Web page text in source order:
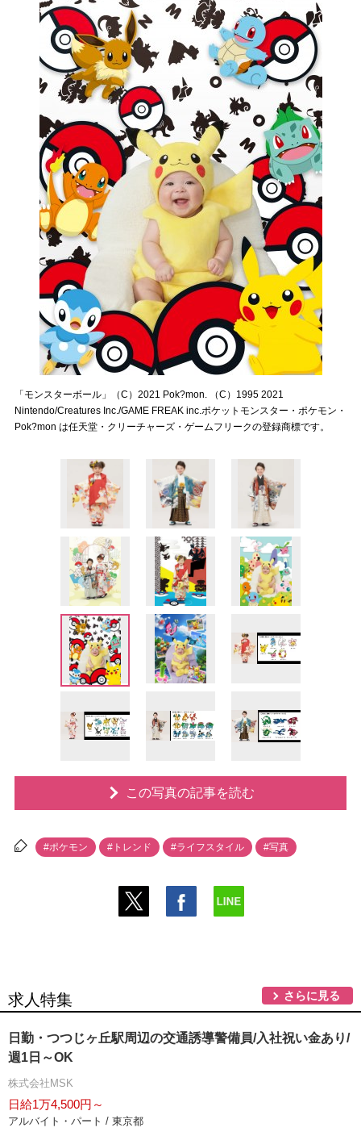
「モンスターボール」（C）2021 Pok?mon. （C）1995 2021
Nintendo/Creatures Inc./GAME FREAK inc.ポケットモンスター・ポケモン・
Pok?mon は任天堂・クリーチャーズ・ゲームフリークの登録商標です。
この写真の記事を読む
#ポケモン #トレンド #ライフスタイル #写真
求人特集 さらに見る
日勤・つつじヶ丘駅周辺の交通誘導警備員/入社祝い金あり/
週1日～OK
株式会社MSK
日給1万4,500円～
アルバイト・パート / 東京都